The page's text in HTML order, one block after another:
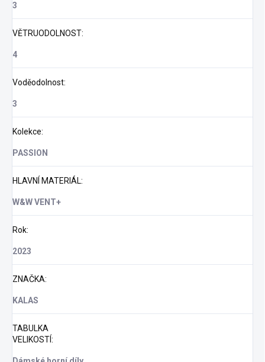
3
VĚTRUODOLNOST:
4
Voděodolnost:
3
Kolekce:
PASSION
HLAVNÍ MATERIÁL:
W&W VENT+
Rok:
2023
ZNAČKA:
KALAS
TABULKA
VELIKOSTÍ: